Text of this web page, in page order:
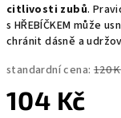
citlivosti zubů.
s HŘEBÍČKEM může
chránit dásně a
standardní cena: 120
104 Kč